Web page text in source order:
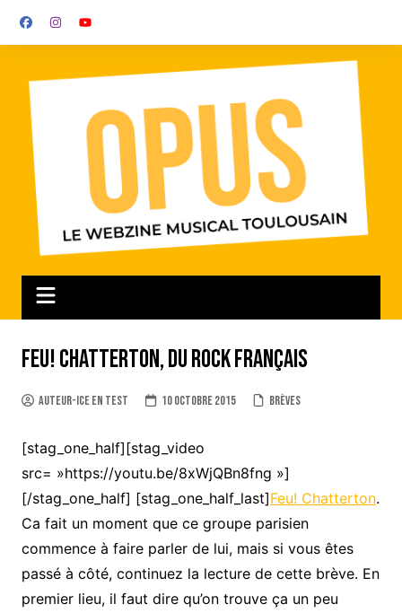
Feu! Chatterton, du rock français
auteur-ice en test 10 octobre 2015 Brèves
[stag_one_half][stag_video
src= »https://youtu.be/8xWjQBn8fng »]
[/stag_one_half] [stag_one_half_last]Feu! Chatterton.
Ca fait un moment que ce groupe parisien
commence à faire parler de lui, mais si vous êtes
passé à côté, continuez la lecture de cette brève. En
premier lieu, il faut dire qu’on trouve ça un peu